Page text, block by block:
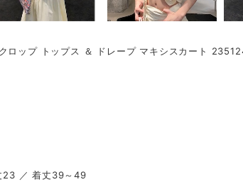
ロップ トップス ＆ ドレープ マキシスカート
23 ／ 着丈39～49